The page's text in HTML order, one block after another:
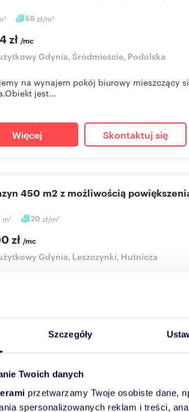
Szczegóły
Twoich danych
przetwarzamy Twoje osobiste dane,
spersonalizowanych reklam i treści,
2 58 zł/m2
zł /mc
Gdynia, Śródmieście, Podolska
na wynajem pokój biurowy mieszczący
jest...
Więcej Skontaktuj się
m2 20 zł/m2
450 m2 z możliwością
zł /mc
Gdynia, Leszczynki, Hutnicza
magazynowo-produkcyjny o powierzchni
Skontaktuj się
magazynowo-produkcyjny 700 m² -